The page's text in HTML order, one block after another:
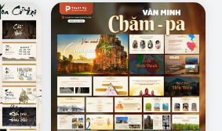
Trình bày phong trào giải phóng
cách mạng và những chuyển
của Trung Quốc.